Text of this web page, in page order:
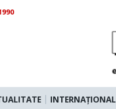
INTERNAȚIONAL